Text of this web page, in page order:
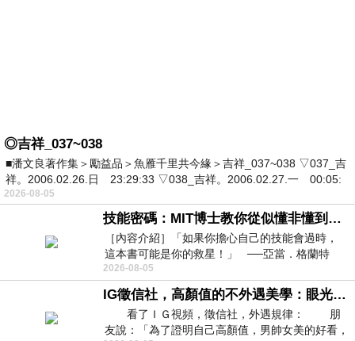
◎吉祥_037~038
■潘文良著作集＞勵益品＞魚雁千里共今緣＞吉祥_037~038 ▽037_吉
祥。2006.02.26.日 23:29:33 ▽038_吉祥。2006.02.27.一 00:05:
2026-08-05
技能密碼：MIT博士教你從似懂非懂到穩定輸出，把專業變事業的職能升級攻略 /麥特．比恩(容錯)
［內容介紹］「如果你擔心自己的技能會過時，
這本書可能是你的救星！」 ──亞當．格蘭特
（Adam Grant），《
2026-08-05
IG徵信社，高顏值的不外遇美學：眼光太高也是一種防禦，為了證明我長得好看，我決定一輩子不外遇！
看了ＩＧ視頻，徵信社，外遇規律： 朋
友說：「為了證明自己高顏值，男帥女美的好看，